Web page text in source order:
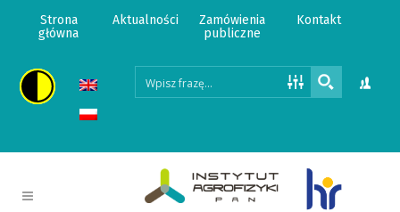
Strona
główna
Aktualności
Zamówienia
publiczne
Kontakt